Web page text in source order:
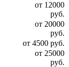
от 12000
руб.
от 20000
руб.
от 4500 руб.
от 25000
руб.